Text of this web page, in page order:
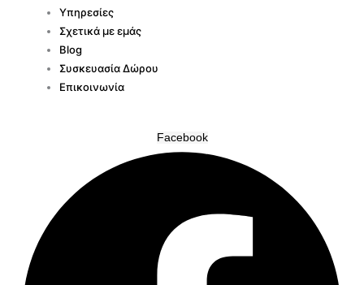
Υπηρεσίες
Σχετικά με εμάς
Blog
Συσκευασία Δώρου
Επικοινωνία
Facebook